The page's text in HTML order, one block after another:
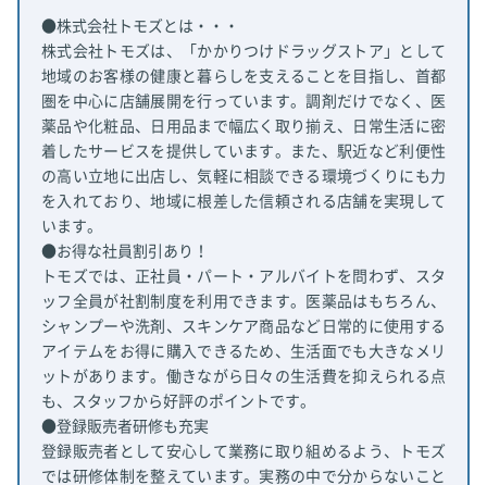
●株式会社トモズとは・・・
株式会社トモズは、「かかりつけドラッグストア」として
地域のお客様の健康と暮らしを支えることを目指し、首都
圏を中心に店舗展開を行っています。調剤だけでなく、医
薬品や化粧品、日用品まで幅広く取り揃え、日常生活に密
着したサービスを提供しています。また、駅近など利便性
の高い立地に出店し、気軽に相談できる環境づくりにも力
を入れており、地域に根差した信頼される店舗を実現して
います。
●お得な社員割引あり！
トモズでは、正社員・パート・アルバイトを問わず、スタ
ッフ全員が社割制度を利用できます。医薬品はもちろん、
シャンプーや洗剤、スキンケア商品など日常的に使用する
アイテムをお得に購入できるため、生活面でも大きなメリ
ットがあります。働きながら日々の生活費を抑えられる点
も、スタッフから好評のポイントです。
●登録販売者研修も充実
登録販売者として安心して業務に取り組めるよう、トモズ
では研修体制を整えています。実務の中で分からないこと